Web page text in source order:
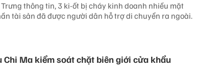
thông tin, 3 ki-ốt bị cháy kinh doanh nhiều mặt
tài sản đã được người dân hỗ trợ di chuyển ra ngoài.
Chi Ma kiểm soát chặt biên giới cửa khẩu